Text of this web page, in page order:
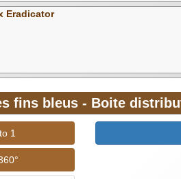
Eradicator
fins bleus - Boite
1